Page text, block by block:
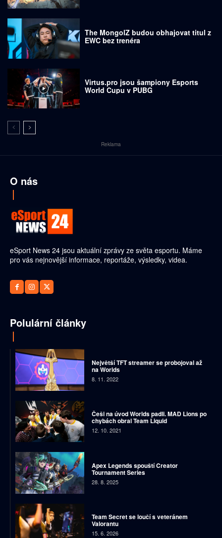
The MongolZ budou obhajovat titul z
EWC bez trenéra
Virtus.pro jsou šampiony Esports
World Cupu v PUBG
Reklama
O nás
eSport News 24 jsou aktuální zprávy ze světa esportu. Máme
pro vás nejnovější informace, reportáže, výsledky, videa.
Polulární články
Největší TFT streamer se probojoval až
na Worlds
8. 11. 2022
Češi na úvod Worlds padli. MAD Lions po
chybách obral Team Liquid
12. 10. 2021
Apex Legends spouští Creator
Tournament Series
28. 8. 2025
Team Secret se loučí s veteránem
Valorantu
15. 6. 2026